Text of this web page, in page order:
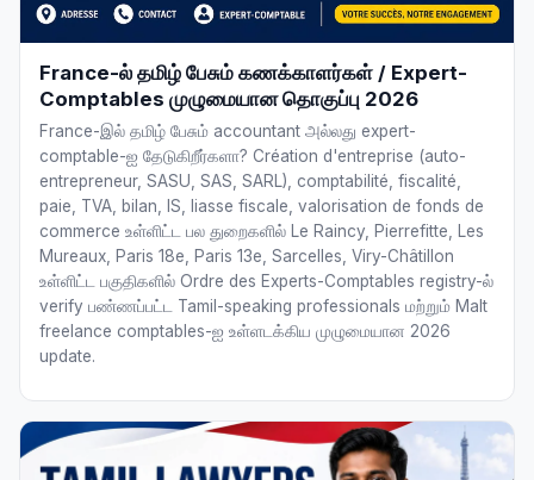
France-ல் தமிழ் பேசும் கணக்காளர்கள் / Expert-
Comptables முழுமையான தொகுப்பு 2026
France-இல் தமிழ் பேசும் accountant அல்லது expert-
comptable-ஐ தேடுகிறீர்களா? Création d'entreprise (auto-
entrepreneur, SASU, SAS, SARL), comptabilité, fiscalité,
paie, TVA, bilan, IS, liasse fiscale, valorisation de fonds de
commerce உள்ளிட்ட பல துறைகளில் Le Raincy, Pierrefitte, Les
Mureaux, Paris 18e, Paris 13e, Sarcelles, Viry-Châtillon
உள்ளிட்ட பகுதிகளில் Ordre des Experts-Comptables registry-ல்
verify பண்ணப்பட்ட Tamil-speaking professionals மற்றும் Malt
freelance comptables-ஐ உள்ளடக்கிய முழுமையான 2026
update.